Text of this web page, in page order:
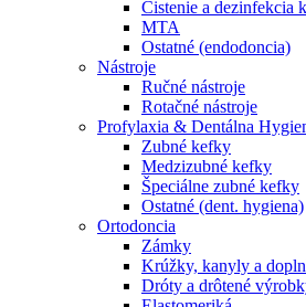
Čistenie a dezinfekcia
MTA
Ostatné (endodoncia)
Nástroje
Ručné nástroje
Rotačné nástroje
Profylaxia & Dentálna
Zubné kefky
Medzizubné kefky
Špeciálne zubné kefky
Ostatné (dent. hygiena)
Ortodoncia
Zámky
Krúžky, kanyly a
Dróty a drôtené